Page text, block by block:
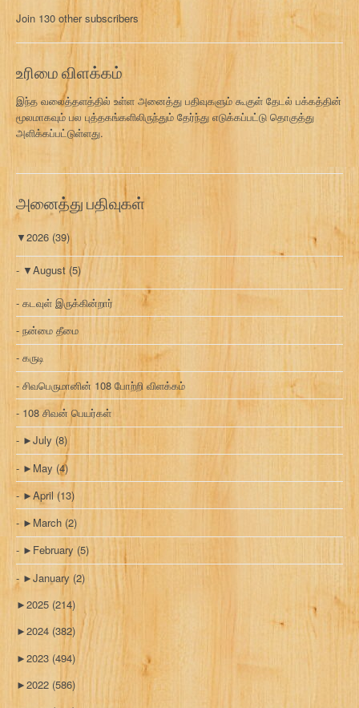
க
வ
Join 130 other subscribers
உரிமை விளக்கம்
இந்த வலைத்தளத்தில் உள்ள அனைத்து பதிவுகளும் கூகுள் தேடல் பக்கத்தின்
மூலமாகவும் பல புத்தகங்களிலிருந்தும் தேர்ந்து எடுக்கப்பட்டு தொகுத்து
அளிக்கப்பட்டுள்ளது.
அனைத்து பதிவுகள்
▼2026 (39)
▼August (5)
கடவுள் இருக்கின்றார்
நன்மை தீமை
கருடி
சிவபெருமானின் 108 போற்றி விளக்கம்
108 சிவன் பெயர்கள்
►July (8)
► May (4)
►April(13)
► March (2)
► February (5)
►January (2)
►2025 (214)
►2024 (382)
►2023 (494)
►2022 (586)